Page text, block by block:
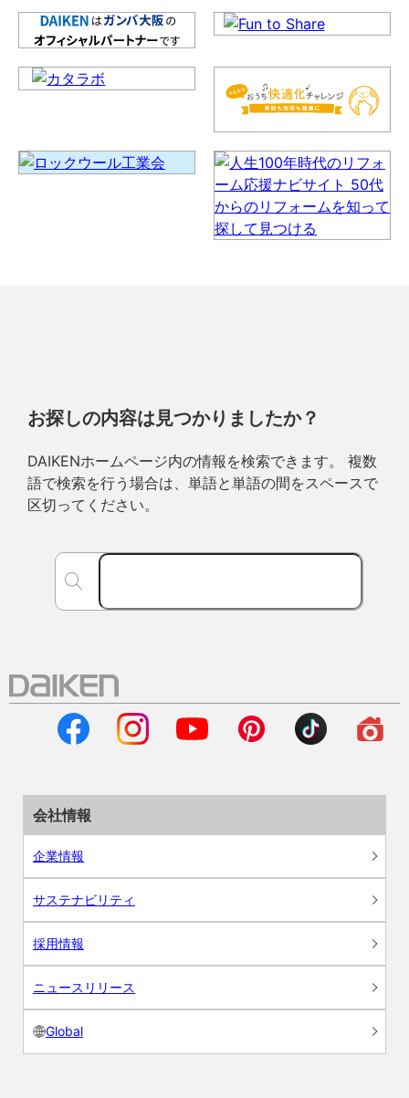
お探しの内容は見つかりましたか？
DAIKENホームページ内の情報を検索できます。 複数
語で検索を行う場合は、単語と単語の間をスペースで
区切ってください。
会社情報
企業情報
サステナビリティ
採用情報
ニュースリリース
Global